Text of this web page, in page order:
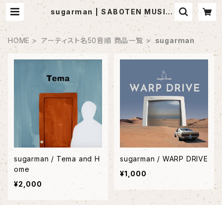
sugarman | SABOTEN MUSIC
(セレクトCDショップ)
HOME アーティスト名50音順 商品一覧 sugarman
sugarman / Tema and H
ome
¥2,000
sugarman / WARP DRIVE
¥1,000